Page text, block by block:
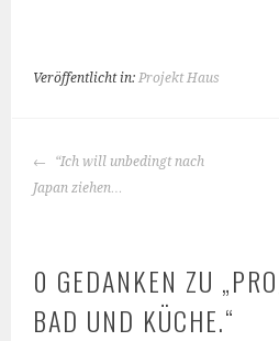
Veröffentlicht in:Projekt Haus
BEITRAGS-
NAVIGATION
“Ich will unbedingt nach
Japan ziehen…
0 GEDANKEN ZU „
BAD UND KÜCHE.“